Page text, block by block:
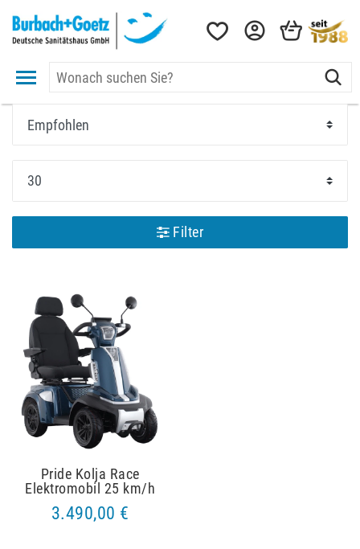
Filter
Pride Kolja Race
Elektromobil 25 km/h
3.490,00 €